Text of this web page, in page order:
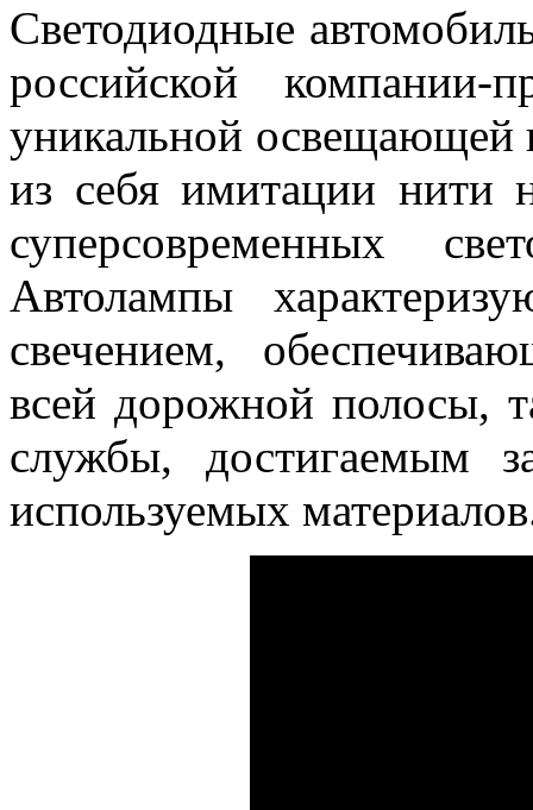
Светодиодные
российской компании-
уникальной освещающей
из себя имитации нити
суперсовременных
Автолампы
свечением,
всей дорожной полосы,
службы, достигаемым
используемых